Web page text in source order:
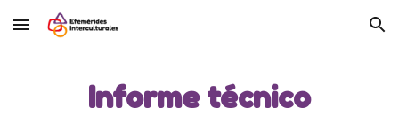
Skip to main content Skip to navigation
Informe técnico